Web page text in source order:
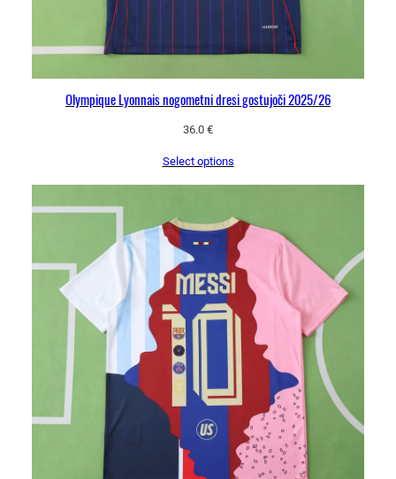
Olympique Lyonnais nogometni dresi gostujoči 2025/26
36.0 €
Select options